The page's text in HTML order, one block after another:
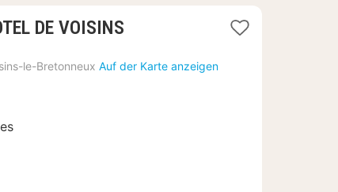
DE VOISINS
ab
le-Bretonneux Auf der Karte anzeigen